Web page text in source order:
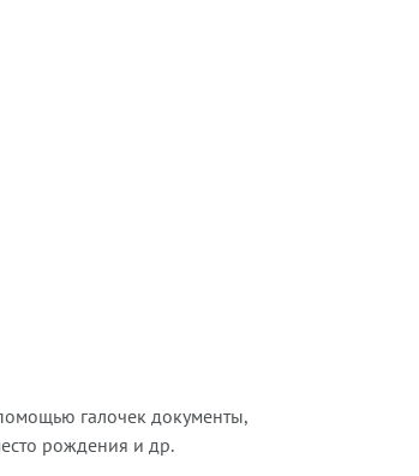
галочек документы,
рождения и др.